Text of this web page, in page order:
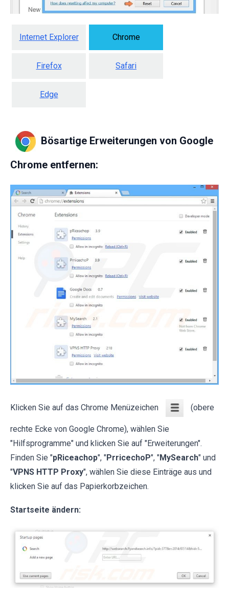
Internet Explorer Chrome
Firefox Safari
Edge
Bösartige Erweiterungen von Google
Chrome entfernen:
Klicken Sie auf das Chrome Menüzeichen (obere
rechte Ecke von Google Chrome), wählen Sie
"Hilfsprogramme" und klicken Sie auf "Erweiterungen".
Finden Sie "pRiceachop", "PrricechoP", "MySearch" und
"VPNS HTTP Proxy", wählen Sie diese Einträge aus und
klicken Sie auf das Papierkorbzeichen.
Startseite ändern: